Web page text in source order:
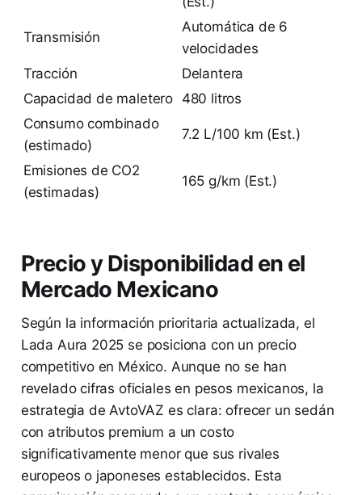
Transmisión
Automática de 6
velocidades
Tracción
Delantera
Capacidad de maletero 480 litros
Consumo combinado
(estimado)
7.2 L/100 km (Est.)
Emisiones de CO2
(estimadas)
165 g/km (Est.)
Precio y Disponibilidad en el
Mercado Mexicano
Según la información prioritaria actualizada, el
Lada Aura 2025 se posiciona con un precio
competitivo en México. Aunque no se han
revelado cifras oficiales en pesos mexicanos, la
estrategia de AvtoVAZ es clara: ofrecer un sedán
con atributos premium a un costo
significativamente menor que sus rivales
europeos o japoneses establecidos. Esta